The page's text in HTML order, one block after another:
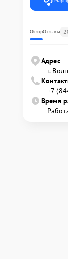
ОбзорОтзывы
Адрес
г.
+7
Время